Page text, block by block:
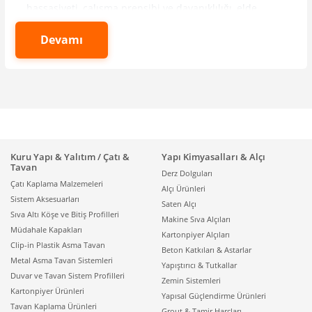
edilen verinin doğruluğunu doğrudan etkiler.
Tedarikçi360 olarak; profesyonel kullanıma uygun,
farklı sektörlerin ihtiyaçlarına göre seçilmiş
Termometre Nedir, Ne
İçin Kullanılır?
Termometre, sıcaklık değerini tespit etmek için
kullanılan temaslı veya temassız ölçüm cihazıdır.
Modern sıcaklık ölçerler; gelişmiş sensör teknolojileri,
dijital ekranları, kısa tepki süreleri ve yüksek doğruluk
oranları ile geleneksel yöntemlere göre çok daha
güvenilir sonuçlar sunar.
Devamı
Kuru Yapı & Yalıtım / Çatı &
Tavan
Çatı Kaplama Malzemeleri
Sistem Aksesuarları
Sıva Altı Köşe ve Bitiş Profilleri
Müdahale Kapakları
Clip-in Plastik Asma Tavan
Metal Asma Tavan Sistemleri
Duvar ve Tavan Sistem Profilleri
Kartonpiyer Ürünleri
Tavan Kaplama Ürünleri
Yapı Kimyasalları & Alçı
Derz Dolguları
Alçı Ürünleri
Saten Alçı
Makine Sıva Alçıları
Kartonpiyer Alçıları
Beton Katkıları & Astarlar
Yapıştırıcı & Tutkallar
Zemin Sistemleri
Yapısal Güçlendirme Ürünleri